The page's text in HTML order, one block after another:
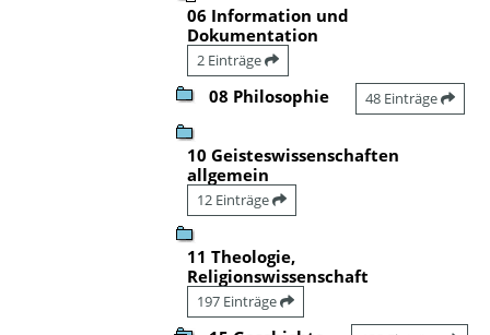
06 Information und
Dokumentation
2 Einträge
08 Philosophie 48 Einträge
10 Geisteswissenschaften
allgemein
12 Einträge
11 Theologie,
Religionswissenschaft
197 Einträge